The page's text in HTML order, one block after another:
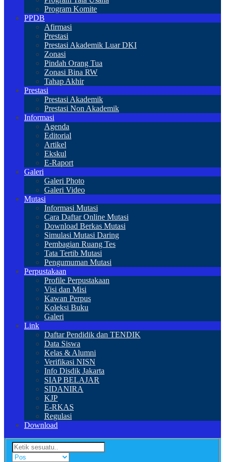
Program Komite
PPDB
Afirmasi
Prestasi
Prestasi Akademik Luar DKI
Zonasi
Pindah Orang Tua
Zonasi Bina RW
Tahap Akhir
Prestasi
Prestasi Akademik
Prestasi Non Akademik
Informasi
Agenda
Editorial
Artikel
Ekskul
E-Raport
Galeri
Galeri Photo
Galeri Video
Mutasi
Informasi Mutasi
Cara Daftar Online Mutasi
Download Berkas Mutasi
Simulasi Mutasi Daring
Pembagian Ruang Tes
Tata Tertib Mutasi
Pengumuman Mutasi
Perpustakaan
Profile Perpustakaan
Visi dan Misi
Kawan Perpus
Koleksi Buku
Galeri
Link
Daftar Pendidik dan TENDIK
Data Siswa
Kelas & Alumni
Verifikasi NISN
Info Disdik Jakarta
SIAP BELAJAR
SIDANIRA
KJP
E-RKAS
Regulasi
Download